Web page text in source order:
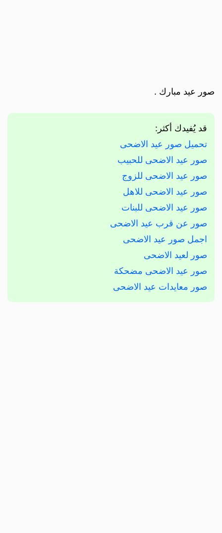
صور عيد مبارك .
قد يُفيدك أكثر:
تحميل صور عيد الاضحى
صور عيد الاضحى للحبيب
صور عيد الاضحى للزوج
صور عيد الاضحى للاهل
صور عيد الاضحى للبنات
صور عن قرب عيد الاضحى
اجمل صور عيد الاضحى
صور لعيد الاضحى
صور عيد الاضحى مضحكة
صور معايدات عيد الاضحى